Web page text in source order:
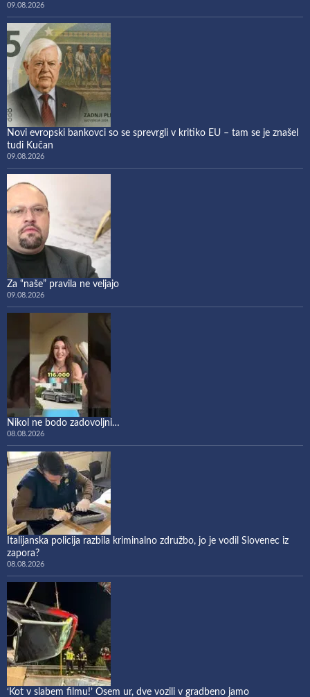
09.08.2026
Novi evropski bankovci so se sprevrgli v kritiko EU – tam se je znašel
tudi Kučan
09.08.2026
Za “naše” pravila ne veljajo
09.08.2026
Nikol ne bodo zadovoljni…
08.08.2026
Italijanska policija razbila kriminalno združbo, jo je vodil Slovenec iz
zapora?
08.08.2026
‘Kot v slabem filmu!’ Osem ur, dve vozili v gradbeno jamo